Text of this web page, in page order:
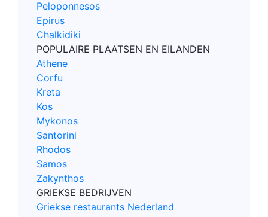
Peloponnesos
Epirus
Chalkidiki
POPULAIRE PLAATSEN EN EILANDEN
Athene
Corfu
Kreta
Kos
Mykonos
Santorini
Rhodos
Samos
Zakynthos
GRIEKSE BEDRIJVEN
Griekse restaurants Nederland